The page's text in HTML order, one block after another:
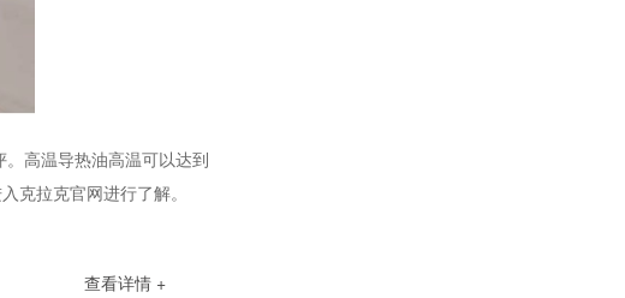
高温导热油高温可以达到
克拉克官网进行了解。
查看详情 +